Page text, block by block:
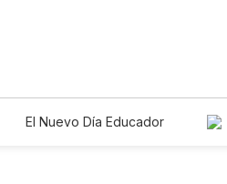
El Nuevo Día Educador